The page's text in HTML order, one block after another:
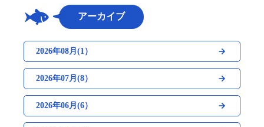
アーカイブ
2026年08月(1）
2026年07月(8）
2026年06月(6）